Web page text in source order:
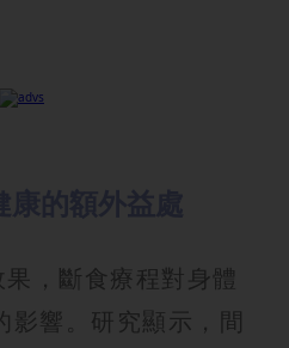
果，斷食療程對身體
影響。研究顯示，間